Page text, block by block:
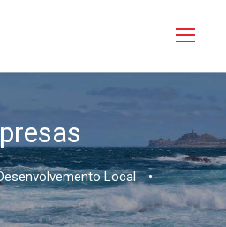
Local •